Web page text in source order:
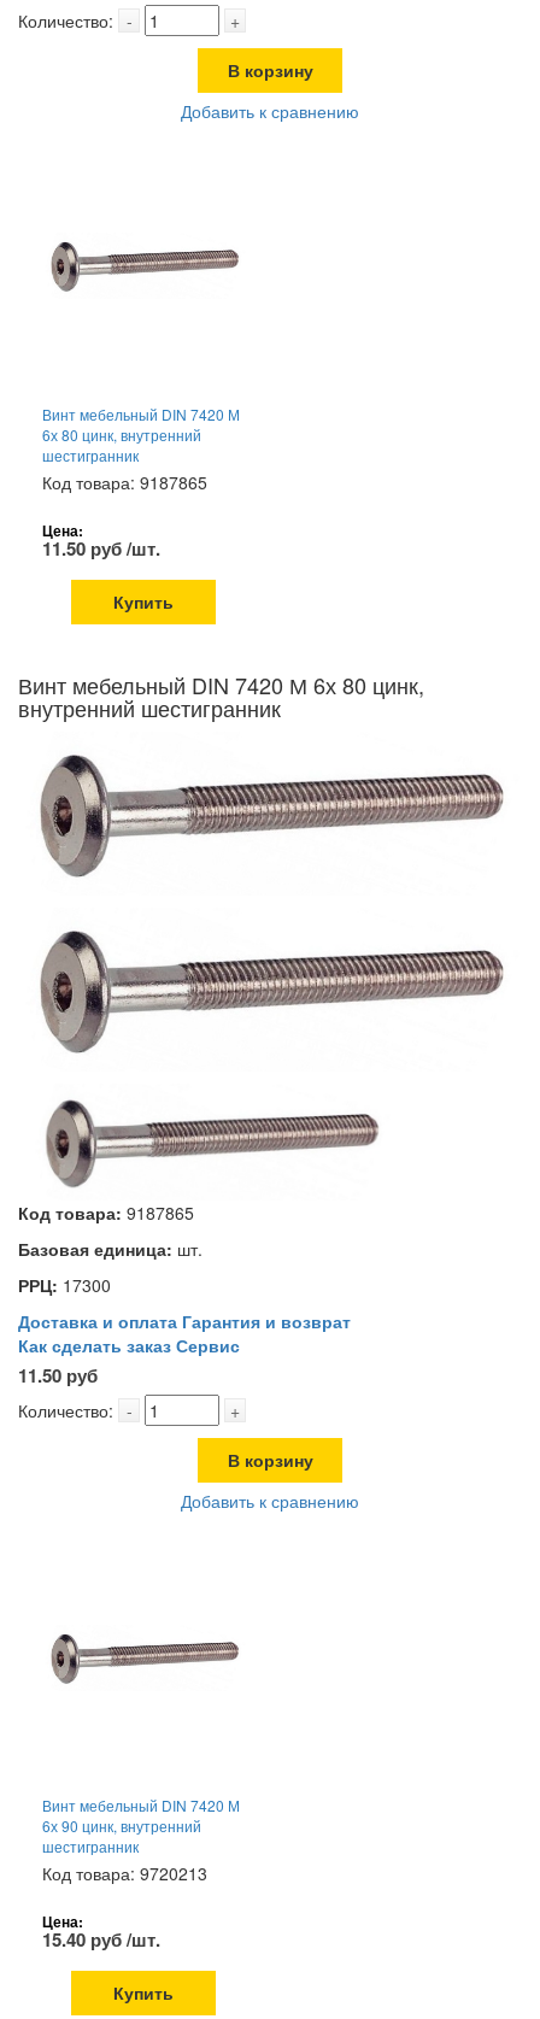
Количество: - +
В корзину
Добавить к сравнению
Винт мебельный DIN 7420 М
6х 80 цинк, внутренний
шестигранник
Код товара: 9187865
Цена:
11.50 руб /шт.
Купить
Винт мебельный DIN 7420 М 6х 80 цинк,
внутренний шестигранник
Код товара: 9187865
Базовая единица: шт.
РРЦ: 17300
Доставка и оплата Гарантия и возврат
Как сделать заказ Сервис
11.50 руб
Количество: - +
В корзину
Добавить к сравнению
Винт мебельный DIN 7420 М
6х 90 цинк, внутренний
шестигранник
Код товара: 9720213
Цена:
15.40 руб /шт.
Купить